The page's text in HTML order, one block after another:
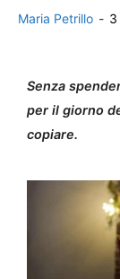
Maria Petrillo - 3
Senza
per il giorno
copiare.